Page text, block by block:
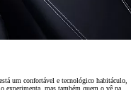
um confortável e tecnológico habitáculo,
experimenta, mas também quem o vê na